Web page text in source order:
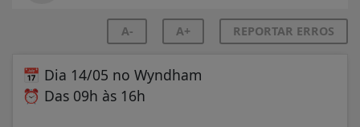
A- A+ REPORTAR ERROS
📅 Dia 14/05 no Wyndham
⏰ Das 09h às 16h